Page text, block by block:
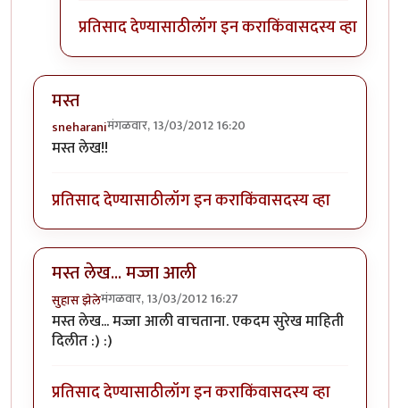
प्रतिसाद देण्यासाठीलॉग इन कराकिंवासदस्य व्हा
मस्त
sneharaniमंगळवार, 13/03/2012 16:20
मस्त लेख!!
प्रतिसाद देण्यासाठीलॉग इन कराकिंवासदस्य व्हा
मस्त लेख... मज्जा आली
सुहास झेलेमंगळवार, 13/03/2012 16:27
मस्त लेख... मज्जा आली वाचताना. एकदम सुरेख माहिती
दिलीत :) :)
प्रतिसाद देण्यासाठीलॉग इन कराकिंवासदस्य व्हा